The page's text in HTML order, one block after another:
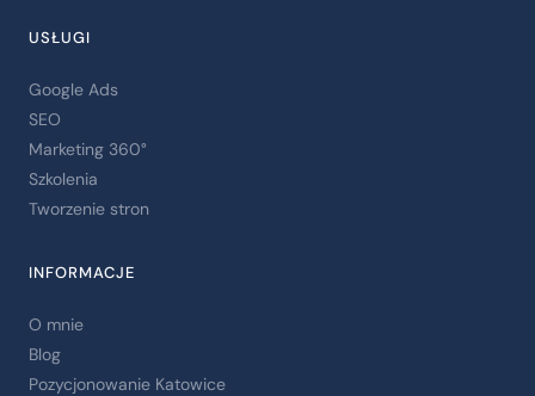
USŁUGI
Google Ads
SEO
Marketing 360°
Szkolenia
Tworzenie stron
INFORMACJE
O mnie
Blog
Pozycjonowanie Katowice